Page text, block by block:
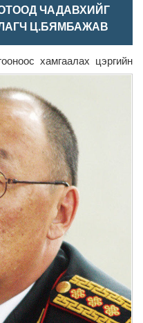
ЧАДАВХИЙГ
Ц.БЯМБАЖАВ
хамгаалах цэргийн